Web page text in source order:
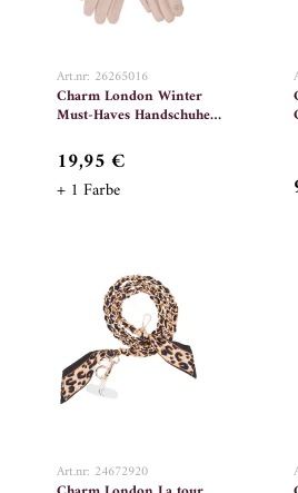
Art.nr: 26265016
Charm London Winter
Must-Haves Handschuhe
19,95 €
+ 1 Farbe
Art.nr: 24672920